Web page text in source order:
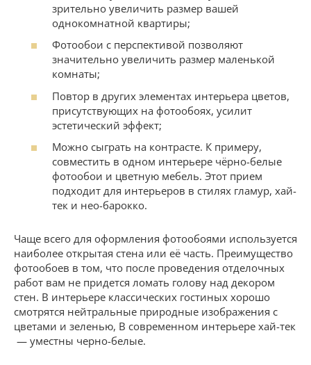
зрительно увеличить размер вашей
однокомнатной квартиры;
Фотообои с перспективой позволяют
значительно увеличить размер маленькой
комнаты;
Повтор в других элементах интерьера цветов,
присутствующих на фотообоях, усилит
эстетический эффект;
Можно сыграть на контрасте. К примеру,
совместить в одном интерьере чёрно-белые
фотообои и цветную мебель. Этот прием
подходит для интерьеров в стилях гламур, хай-
тек и нео-барокко.
Чаще всего для оформления фотообоями используется
наиболее открытая стена или её часть. Преимущество
фотообоев в том, что после проведения отделочных
работ вам не придется ломать голову над декором
стен. В интерьере классических гостиных хорошо
смотрятся нейтральные природные изображения с
цветами и зеленью, В современном интерьере хай-тек
— уместны черно-белые.